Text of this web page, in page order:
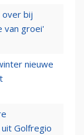
over bij
van groei'
nieuwe
Golfregio